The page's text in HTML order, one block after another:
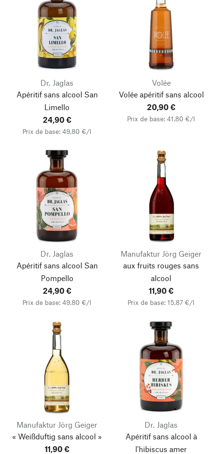
Dr. Jaglas
Apéritif sans alcool San
Limello
24,90 €
Prix de base: 49,80 €/l
Volée
Volée apéritif sans alcool
20,90 €
Prix de base: 41,80 €/l
Dr. Jaglas
Apéritif sans alcool San
Pompello
24,90 €
Prix de base: 49,80 €/l
Manufaktur Jörg Geiger
aux fruits rouges sans
alcool
11,90 €
Prix de base: 15,87 €/l
Manufaktur Jörg Geiger
« Weißduftig sans alcool »
11,90 €
Dr. Jaglas
Apéritif sans alcool à
l'hibiscus amer